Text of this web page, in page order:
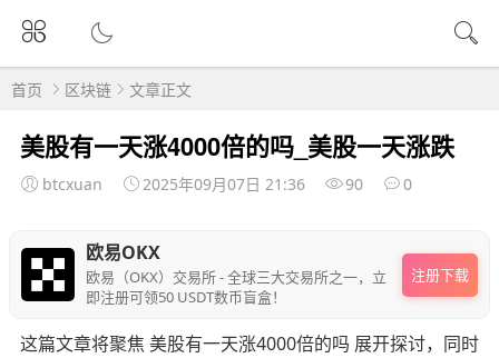
首页 区块链 文章正文
美股有一天涨4000倍的吗_美股一天涨跌
btcxuan 2025年09月07日 21:36 90 0
欧易OKX
欧易（OKX）交易所 - 全球三大交易所之一，立
即注册可领50 USDT数币盲盒！
注册下载
这篇文章将聚焦 美股有一天涨4000倍的吗 展开探讨，同时